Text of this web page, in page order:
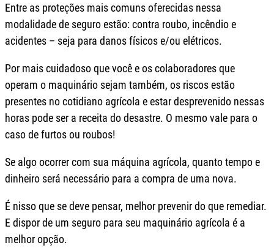
Entre as proteções mais comuns oferecidas nessa
modalidade de seguro estão: contra roubo, incêndio e
acidentes – seja para danos físicos e/ou elétricos.
Por mais cuidadoso que você e os colaboradores que
operam o maquinário sejam também, os riscos estão
presentes no cotidiano agrícola e estar desprevenido nessas
horas pode ser a receita do desastre. O mesmo vale para o
caso de furtos ou roubos!
Se algo ocorrer com sua máquina agrícola, quanto tempo e
dinheiro será necessário para a compra de uma nova.
É nisso que se deve pensar, melhor prevenir do que remediar.
E dispor de um seguro para seu maquinário agrícola é a
melhor opção.